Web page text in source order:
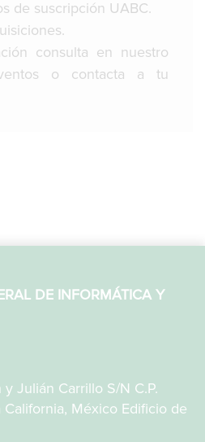
de suscripción UABC.
consulta en nuestro
o contacta a tu
DE INFORMÁTICA Y
Julián Carrillo S/N C.P.
California, México Edificio de